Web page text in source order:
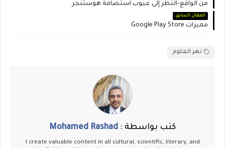
من الواقع-النظر إلى عيوب استضافة هوستنجر
المقال السابق
مميزات Google Play Store
نهر العلوم
كتب بواسطة : Mohamed Rashad
I create valuable content in all cultural, scientific, literary, and